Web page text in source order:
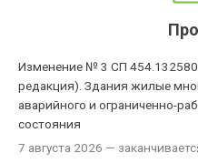
Изменение № 3 СП
редакция). Здания жилые
аварийного и ограниченно-
состояния
7 августа 2026 —